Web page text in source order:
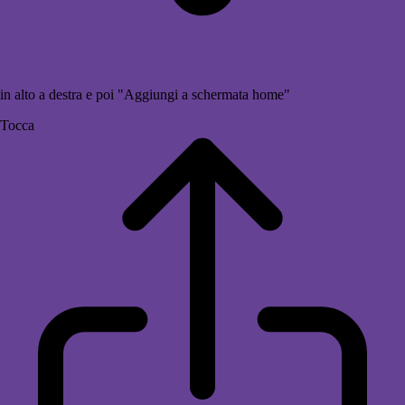
in alto a destra e poi "Aggiungi a schermata home"
Tocca